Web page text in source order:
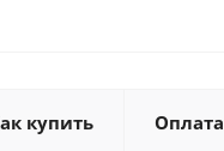
купить Оплата